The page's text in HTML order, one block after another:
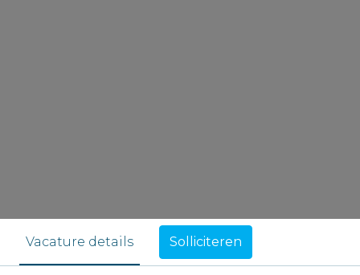
Vacature details Solliciteren